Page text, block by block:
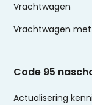
Vrachtwagen
Vrachtwagen
Code 95
Actualisering